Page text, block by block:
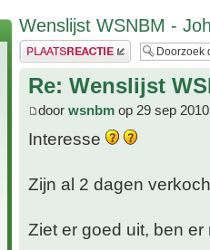
Wenslijst WSNBM -
Plaats een reactie
Re: Wenslijst
door wsnbm op 29 sep
Interesse
Zijn al 2 dagen
Ziet er goed uit, ben er